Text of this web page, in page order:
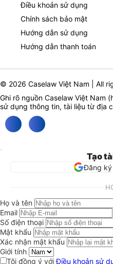
Điều khoản sử dụng
Chính sách bảo mật
Hướng dẫn sử dụng
Hướng dẫn thanh toán
© 2026 Caselaw Việt Nam | All
Ghi rõ nguồn Caselaw Việt Nam (
sử dụng thông tin, tài liệu từ địa
Tạo
Đăng ký
Họ và tên
Email
Số điện thoại
Mật khẩu
Xác nhận mật khẩu
Giới tính
Tôi đồng ý vớiĐiều khoản sử